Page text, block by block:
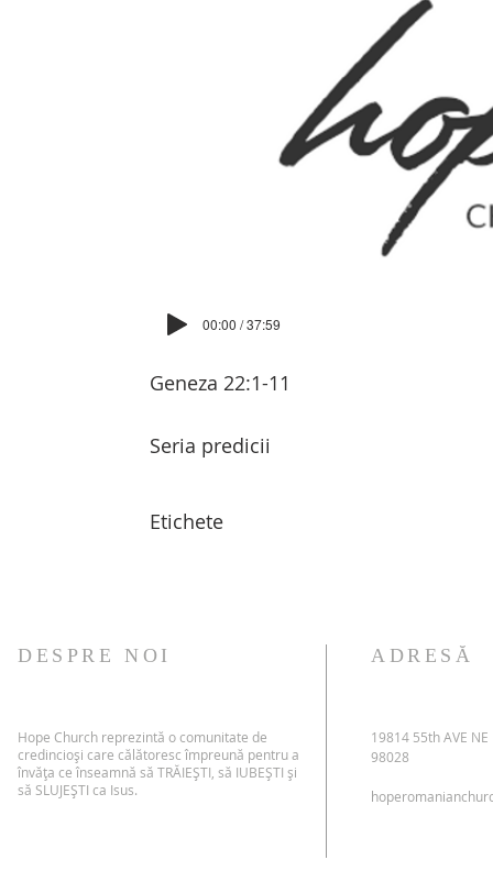
00:00 / 37:59
Geneza 22:1-11
Seria predicii
Etichete
DESPRE NOI
Hope Church reprezintă o comunitate de
credincioși care călătoresc împreună pentru a
învăța ce înseamnă să TRĂIEȘTI, să IUBEȘTI și
să SLUJEȘTI ca Isus.
ADRESĂ
19814 55th AVE
98028